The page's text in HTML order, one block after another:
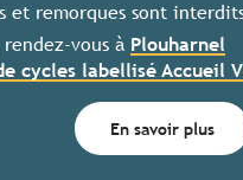
et remorques sont
vous à Plouharnel
cycles labellisé Accueil
En savoir plus